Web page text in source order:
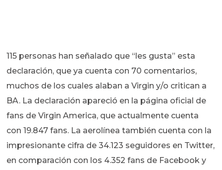
115 personas han señalado que “les gusta” esta
declaración, que ya cuenta con 70 comentarios,
muchos de los cuales alaban a Virgin y/o critican a
BA. La declaración apareció en la página oficial de
fans de Virgin America, que actualmente cuenta
con 19.847 fans. La aerolínea también cuenta con la
impresionante cifra de 34.123 seguidores en Twitter,
en comparación con los 4.352 fans de Facebook y